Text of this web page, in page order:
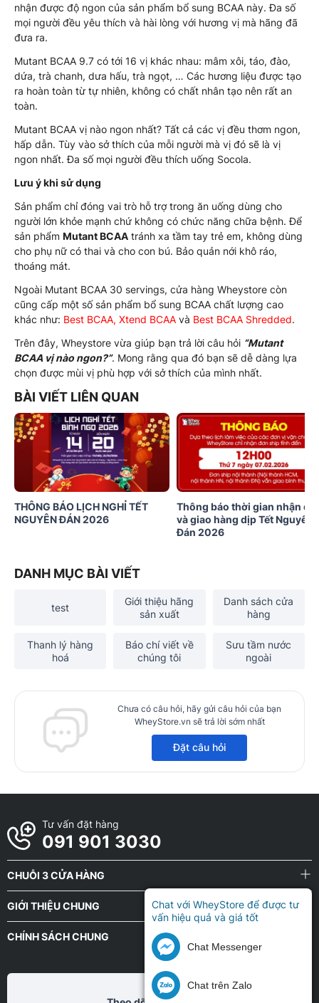
nhận được độ ngon của sản phẩm bổ sung BCAA này. Đa số
mọi người đều yêu thích và hài lòng với hương vị mà hãng đã
đưa ra.
Mutant BCAA 9.7 có tới 16 vị khác nhau: mâm xôi, táo, đào,
dứa, trà chanh, dưa hấu, trà ngọt, … Các hương liệu được tạo
ra hoàn toàn từ tự nhiên, không có chất nhân tạo nên rất an
toàn.
Mutant BCAA vị nào ngon nhất? Tất cả các vị đều thơm ngon,
hấp dẫn. Tùy vào sở thích của mỗi người mà vị đó sẽ là vị
ngon nhất. Đa số mọi người đều thích uống Socola.
Lưu ý khi sử dụng
Sản phẩm chỉ đóng vai trò hỗ trợ trong ăn uống dùng cho
người lớn khỏe mạnh chứ không có chức năng chữa bệnh. Để
sản phẩm Mutant BCAA tránh xa tầm tay trẻ em, không dùng
cho phụ nữ có thai và cho con bú. Bảo quản nới khô ráo,
thoáng mát.
Ngoài Mutant BCAA 30 servings, cửa hàng Wheystore còn
cũng cấp một số sản phẩm bổ sung BCAA chất lượng cao
khác như: Best BCAA, Xtend BCAA và Best BCAA Shredded.
Trên đây, Wheystore vừa giúp bạn trả lời câu hỏi “Mutant
BCAA vị nào ngon?”. Mong rằng qua đó bạn sẽ dễ dàng lựa
chọn được mùi vị phù hợp với sở thích của mình nhất.
BÀI VIẾT LIÊN QUAN
THÔNG BÁO LỊCH NGHỈ TẾT
NGUYÊN ĐÁN 2026
Thông báo thời gian nhận
và giao hàng dịp Tết Nguyên
Đán 2026
DANH MỤC BÀI VIẾT
test
Giới thiệu hãng
sản xuất
Danh sách cửa
hàng
Thanh lý hàng
hoá
Báo chí viết về
chúng tôi
Sưu tầm nước
ngoài
Chưa có câu hỏi, hãy gửi câu hỏi của bạn
WheyStore.vn sẽ trả lời sớm nhất
Đặt câu hỏi
Tư vấn đặt hàng
091 901 3030
CHUỖI 3 CỬA HÀNG
GIỚI THIỆU CHUNG
CHÍNH SÁCH CHUNG
Chat với WheyStore để được tư
vấn hiệu quả và giá tốt
Chat Messenger
Chat trên Zalo